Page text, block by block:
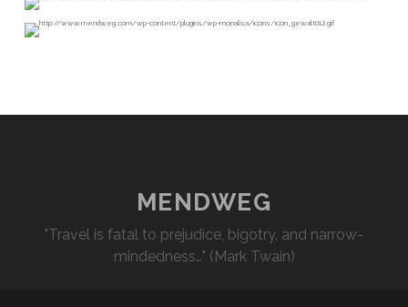
MENDWEG
"Travel is fatal to prejudice, bigotry, and narrow-
mindedness…" (Mark Twain)